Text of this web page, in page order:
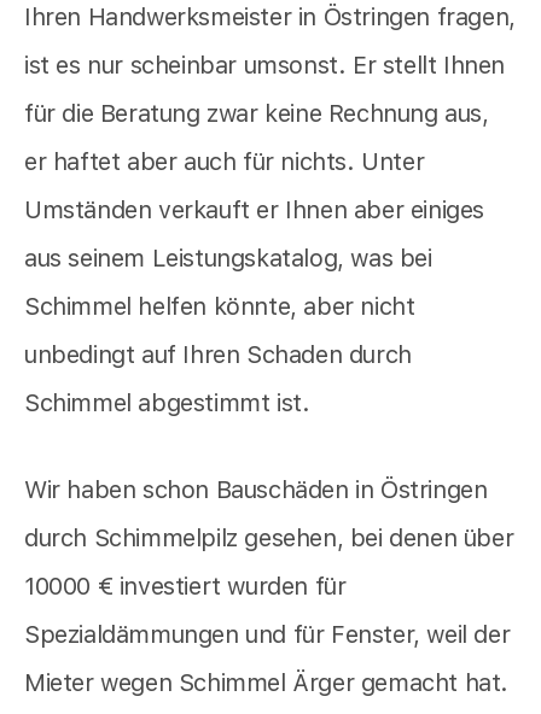
Ihren Handwerksmeister in Östringen fragen,
ist es nur scheinbar umsonst. Er stellt Ihnen
für die Beratung zwar keine Rechnung aus,
er haftet aber auch für nichts. Unter
Umständen verkauft er Ihnen aber einiges
aus seinem Leistungskatalog, was bei
Schimmel helfen könnte, aber nicht
unbedingt auf Ihren Schaden durch
Schimmel abgestimmt ist.
Wir haben schon Bauschäden in Östringen
durch Schimmelpilz gesehen, bei denen über
10000 € investiert wurden für
Spezialdämmungen und für Fenster, weil der
Mieter wegen Schimmel Ärger gemacht hat.